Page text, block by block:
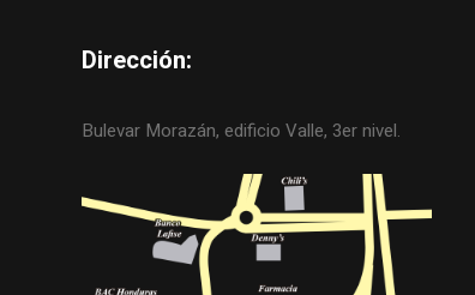
Dirección:
Bulevar Morazán, edificio Valle, 3er nivel.